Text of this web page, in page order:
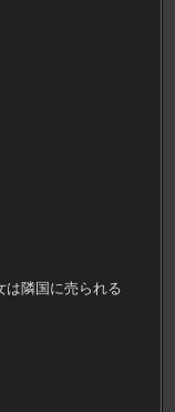
は隣国に売られる